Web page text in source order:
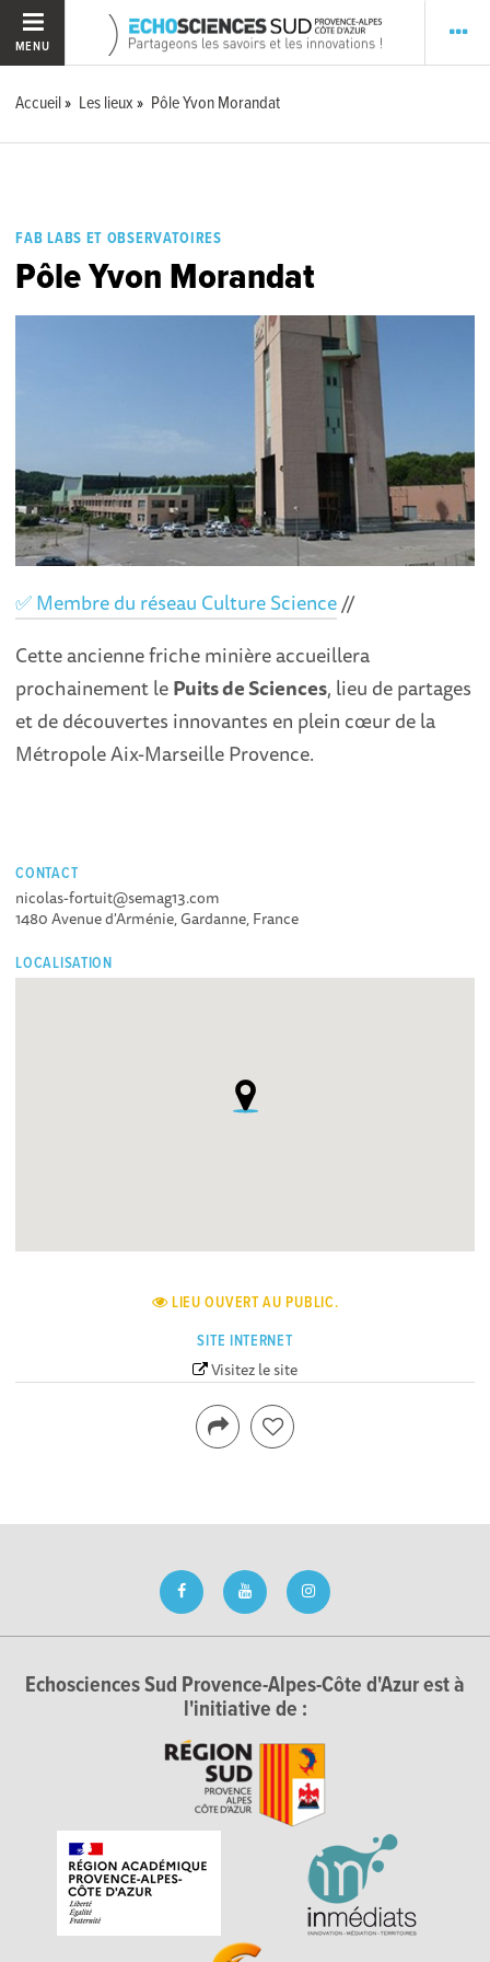
MENU
Accueil Les lieux Pôle Yvon Morandat
FAB LABS ET OBSERVATOIRES
Pôle Yvon Morandat
✅ Membre du réseau Culture Science//
Cette ancienne friche minière accueillera
prochainement lePuits de Sciences, lieu de partages
et de découvertes innovantes en plein cœur de la
Métropole Aix-Marseille Provence.
CONTACT
nicolas-fortuit@semag13.com
1480 Avenue d'Arménie, Gardanne, France
LOCALISATION
LIEU OUVERT AU PUBLIC.
SITE INTERNET
Visitez le site
Echosciences Sud Provence-Alpes-Côte d'Azur est à
l'initiative de :